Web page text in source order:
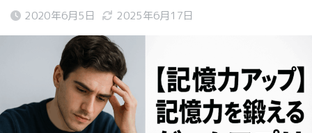
2020年6月5日 2025年6月17日